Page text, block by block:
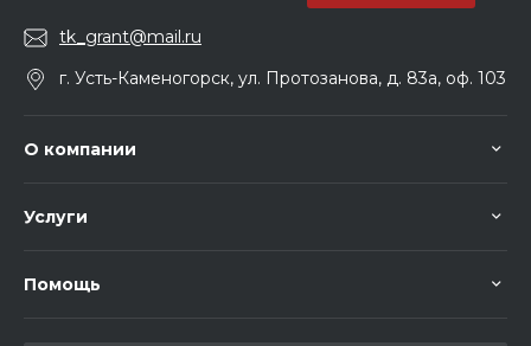
tk_grant@mail.ru
г. Усть-Каменогорск, ул. Протозанова, д. 83а, оф. 103
О компании
Услуги
Помощь